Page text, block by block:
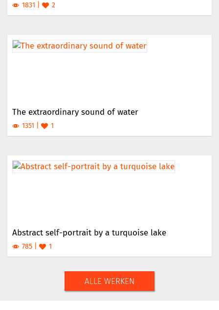
1831 2
The extraordinary sound of water
1351 1
Abstract self-portrait by a turquoise lake
785 1
ALLE WERKEN